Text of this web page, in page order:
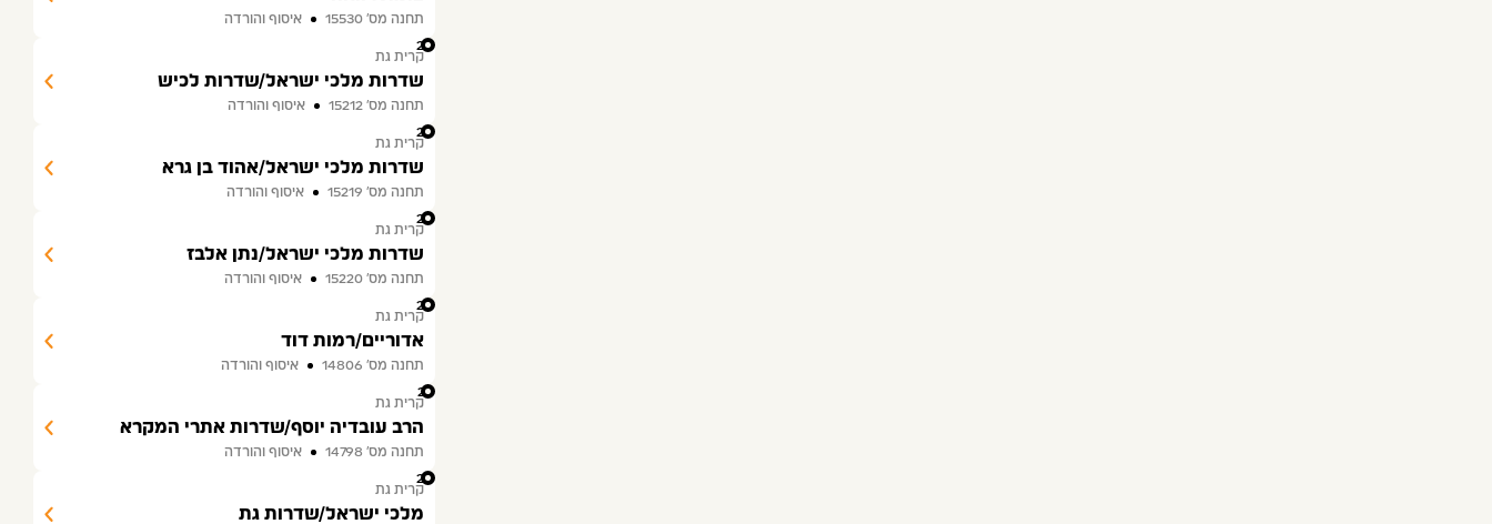
תחנה מס׳ 15530
איסוף והורדה
23
קרית גת
שדרות מלכי ישראל/שדרות לכיש
תחנה מס׳ 15212
איסוף והורדה
24
קרית גת
שדרות מלכי ישראל/אהוד בן גרא
תחנה מס׳ 15219
איסוף והורדה
25
קרית גת
שדרות מלכי ישראל/נתן אלבז
תחנה מס׳ 15220
איסוף והורדה
26
קרית גת
אדוריים/רמות דוד
תחנה מס׳ 14806
איסוף והורדה
27
קרית גת
הרב עובדיה יוסף/שדרות אתרי המקרא
תחנה מס׳ 14798
איסוף והורדה
28
קרית גת
מלכי ישראל/שדרות גת